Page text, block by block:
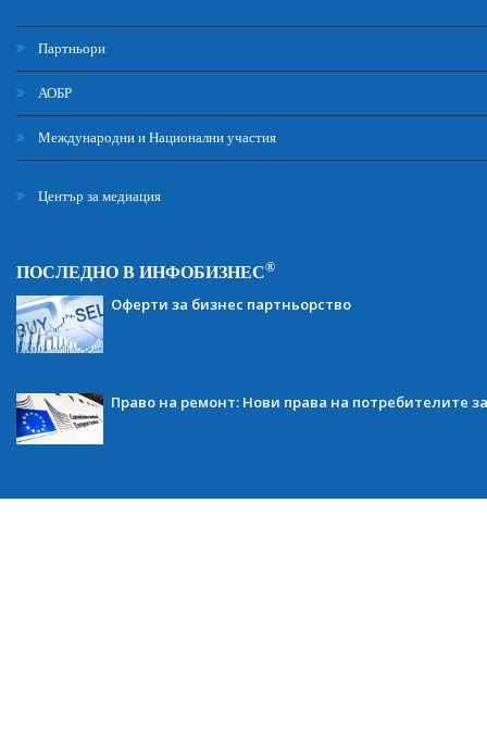
Партньори
АОБР
Международни и Национални участия
Център за медиация
ПОСЛЕДНО В ИНФОБИЗНЕС®
Оферти за бизнес партньорство
Право на ремонт: Нови права на потребителите